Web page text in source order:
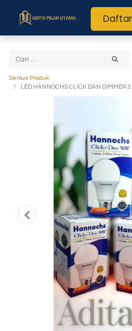
Semua Produk
LED HANNOCHS CLICK DAN DIMMER